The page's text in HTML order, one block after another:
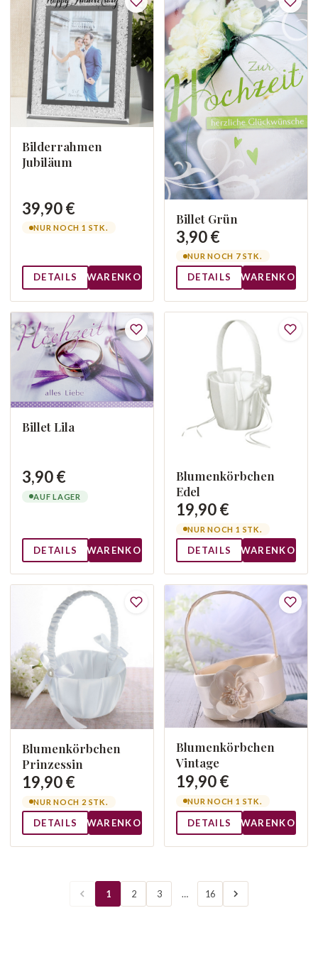
Bilderrahmen
Jubiläum
39,90 €
NUR NOCH 1 STK.
DETAILS WARENKORB
Billet Grün
3,90 €
NUR NOCH 7 STK.
DETAILS WARENKORB
Billet Lila
3,90 €
AUF LAGER
DETAILS WARENKORB
Blumenkörbchen
Edel
19,90 €
NUR NOCH 1 STK.
DETAILS WARENKORB
Blumenkörbchen
Prinzessin
19,90 €
NUR NOCH 2 STK.
DETAILS WARENKORB
Blumenkörbchen
Vintage
19,90 €
NUR NOCH 1 STK.
DETAILS WARENKORB
1 2 3 … 16